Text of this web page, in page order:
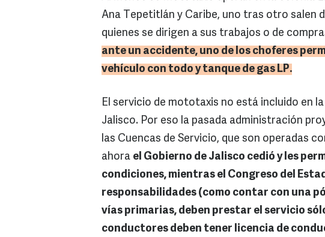
Ana Tepetitlán y Caribe, uno tras otro salen
quienes se dirigen a sus trabajos o de
ante un accidente, uno de los choferes
vehículo con todo y tanque de gas LP.
El servicio de mototaxis no está incluido en
Jalisco. Por eso la pasada administración
las Cuencas de Servicio, que son operadas
ahora el Gobierno de Jalisco cedió y les
condiciones, mientras el Congreso del
responsabilidades (como contar con una
vías primarias, deben prestar el servicio
conductores deben tener licencia de